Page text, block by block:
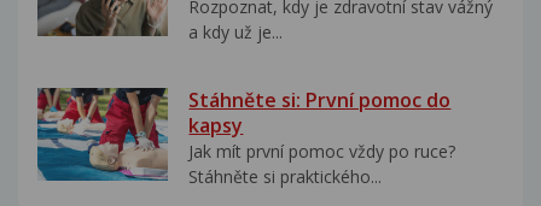
Rozpoznat, kdy je zdravotní stav vážný
a kdy už je...
Stáhněte si: První pomoc do
kapsy
Jak mít první pomoc vždy po ruce?
Stáhněte si praktického...